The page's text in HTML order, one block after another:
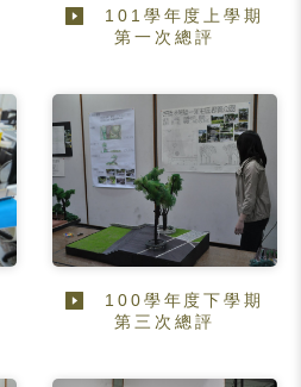
101學年度上學期
第一次總評
100學年度下學期
第三次總評